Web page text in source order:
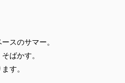
スのサマー。
ばかす。
す。